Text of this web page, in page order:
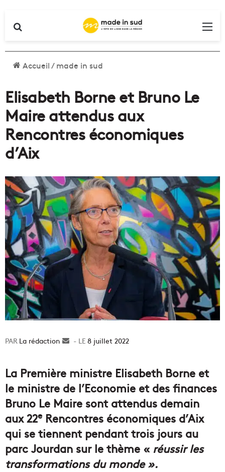
Accueil/made in sud
Elisabeth Borne et Bruno Le
Maire attendus aux
Rencontres économiques
d’Aix
La rédaction
Envoyer8 juillet 2022
La Première ministre Elisabeth Borne et
le ministre de l’Economie et des finances
Bruno Le Maire sont attendus demain
aux 22eRencontres économiques d’Aix
qui se tiennent pendant trois jours au
parc Jourdan sur le thème « réussir les
transformations du monde ».